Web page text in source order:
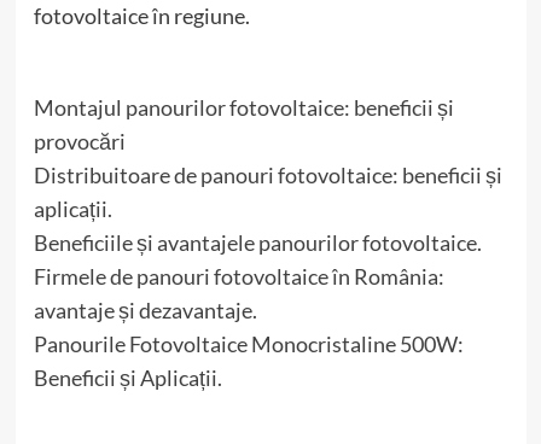
fotovoltaice în regiune.
Montajul panourilor fotovoltaice: beneficii și
provocări
Distribuitoare de panouri fotovoltaice: beneficii și
aplicații.
Beneficiile și avantajele panourilor fotovoltaice.
Firmele de panouri fotovoltaice în România:
avantaje și dezavantaje.
Panourile Fotovoltaice Monocristaline 500W:
Beneficii și Aplicații.